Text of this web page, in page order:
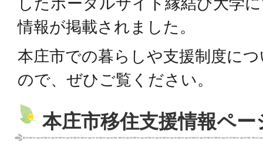
情報が掲載されました。
本庄市での暮らしや支援制度に
ので、ぜひご覧ください。
本庄市移住支援情報ペー